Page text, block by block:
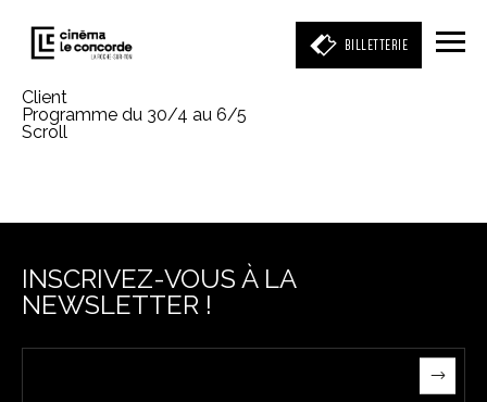
BILLETTERIE
Client
Programme du 30/4 au 6/5
Scroll
INSCRIVEZ-VOUS À LA
NEWSLETTER !